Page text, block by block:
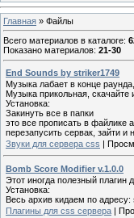
Главная » Файлы
Всего материалов в каталоге:
Показано материалов: 21-30
Еnd Sounds by striker1749
Музыка лабает в конце
Музыка прикольная, скачайте
Установка:
Закинуть все в папки
это все прописать в файлике
перезапусить сервак, зайти и
Звуки для сервера сss |
Bomb Score Modifier v.1.0.0
Этот иногда полезный плагин
Установка:
Весь архив кидаем по
Плагины для css сервера |